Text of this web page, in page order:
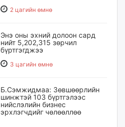
2 цагийн өмнө
Энэ оны эхний долоон сард
нийт 5,202,315 зөрчил
бүртгэгджээ
3 цагийн өмнө
Б.Сэмжидмаа: Зөвшөөрлийн
шинжтэй 103 бүртгэлээс
нийслэлийн бизнес
эрхлэгчдийг чөлөөллөө